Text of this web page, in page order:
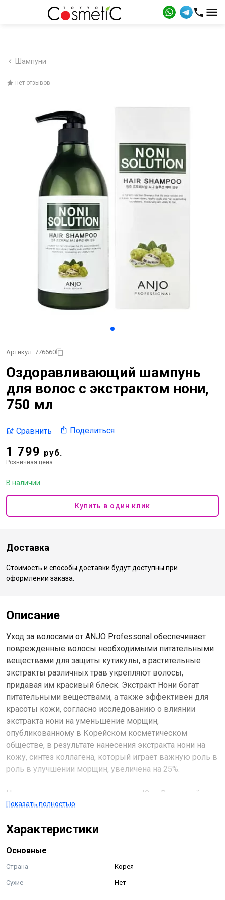
Шампуни
нет отзывов
Артикул: 776660
Оздоравливающий шампунь
для волос с экстрактом нони,
750 мл
Сравнить Поделиться
1 799 руб.
Розничная цена
В наличии
Купить в один клик
Доставка
Стоимость и способы доставки будут доступны при
оформлении заказа.
Описание
Уход за волосами от ANJO Professonal обеспечивает
поврежденные волосы необходимыми питательными
веществами для защиты кутикулы, а растительные
экстракты различных трав укрепляют волосы,
придавая им красивый блеск. Экстракт Нони богат
питательными веществами, а также эффективен для
красоты кожи, согласно исследованию о влиянии
экстракта нони на уменьшение морщин,
опубликованному в Корейском косметическом
обществе, в результате нанесения экстракта нони на
кожу, синтез коллагена, который играет важную роль в
роль в улучшении морщин, увеличена на 25%.
Нони можно увидеть в основном в Юго-Восточной
Азии и Южно-Тихоокеанском регионе! Его называют
уже около 2000 лет, включая ягоды, листья и корни. Это
такими как кальций, витамины и полифенолы.
веществами, такими как кальций, витамины и
Показать полностью
Характеристики
Основные
Страна Корея
Сухие Нет